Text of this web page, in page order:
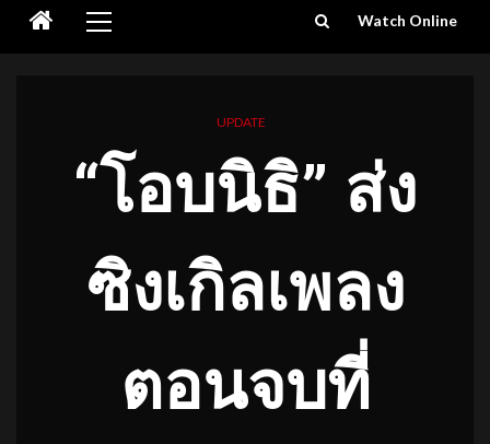
Menu
Watch Online
UPDATE
“โอบนิธิ” ส่ง
ซิงเกิลเพลง
ตอนจบที่